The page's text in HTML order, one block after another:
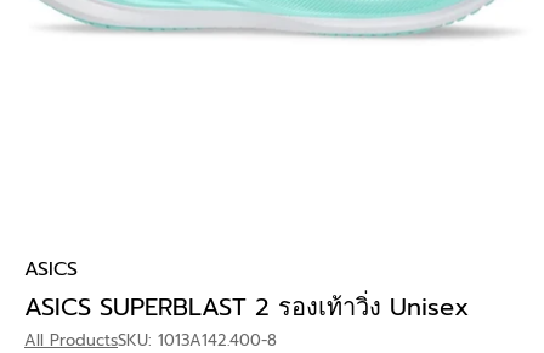
ASICS
ASICS SUPERBLAST 2 รองเท้าวิ่ง Unisex
All ProductsSKU: 1013A142.400-8